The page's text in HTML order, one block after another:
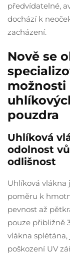
předvídatelné,
dochází k
zacházení.
Nově se
možnosti
pouzdra
Uhlíková
odolnost
odlišnost
Uhlíková vlákna
poměru k
pevnost až
pouze přibližně
vlákna
poškození UV